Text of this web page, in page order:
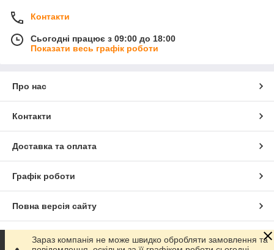
Контакти
Сьогодні працює з 09:00 до 18:00
Показати весь графік роботи
Про нас
Контакти
Доставка та оплата
Графік роботи
Повна версія сайту
Сайт створено на маркетплейсі Prom.ua
Зараз компанія не може швидко обробляти замовлення та